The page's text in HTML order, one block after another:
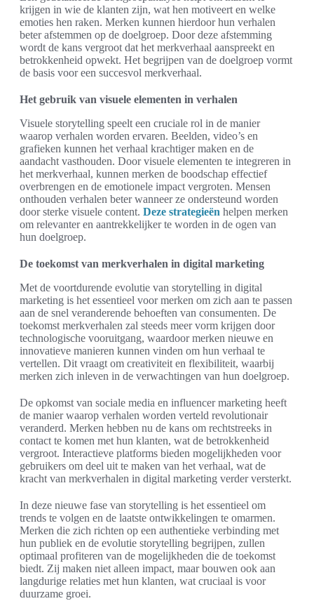
krijgen in wie de klanten zijn, wat hen motiveert en welke
emoties hen raken. Merken kunnen hierdoor hun verhalen
beter afstemmen op de doelgroep. Door deze afstemming
wordt de kans vergroot dat het merkverhaal aanspreekt en
betrokkenheid opwekt. Het begrijpen van de doelgroep vormt
de basis voor een succesvol merkverhaal.
Het gebruik van visuele elementen in verhalen
Visuele storytelling speelt een cruciale rol in de manier
waarop verhalen worden ervaren. Beelden, video’s en
grafieken kunnen het verhaal krachtiger maken en de
aandacht vasthouden. Door visuele elementen te integreren in
het merkverhaal, kunnen merken de boodschap effectief
overbrengen en de emotionele impact vergroten. Mensen
onthouden verhalen beter wanneer ze ondersteund worden
door sterke visuele content. Deze strategieën helpen merken
om relevanter en aantrekkelijker te worden in de ogen van
hun doelgroep.
De toekomst van merkverhalen in digital marketing
Met de voortdurende evolutie van storytelling in digital
marketing is het essentieel voor merken om zich aan te passen
aan de snel veranderende behoeften van consumenten. De
toekomst merkverhalen zal steeds meer vorm krijgen door
technologische vooruitgang, waardoor merken nieuwe en
innovatieve manieren kunnen vinden om hun verhaal te
vertellen. Dit vraagt om creativiteit en flexibiliteit, waarbij
merken zich inleven in de verwachtingen van hun doelgroep.
De opkomst van sociale media en influencer marketing heeft
de manier waarop verhalen worden verteld revolutionair
veranderd. Merken hebben nu de kans om rechtstreeks in
contact te komen met hun klanten, wat de betrokkenheid
vergroot. Interactieve platforms bieden mogelijkheden voor
gebruikers om deel uit te maken van het verhaal, wat de
kracht van merkverhalen in digital marketing verder versterkt.
In deze nieuwe fase van storytelling is het essentieel om
trends te volgen en de laatste ontwikkelingen te omarmen.
Merken die zich richten op een authentieke verbinding met
hun publiek en de evolutie storytelling begrijpen, zullen
optimaal profiteren van de mogelijkheden die de toekomst
biedt. Zij maken niet alleen impact, maar bouwen ook aan
langdurige relaties met hun klanten, wat cruciaal is voor
duurzame groei.